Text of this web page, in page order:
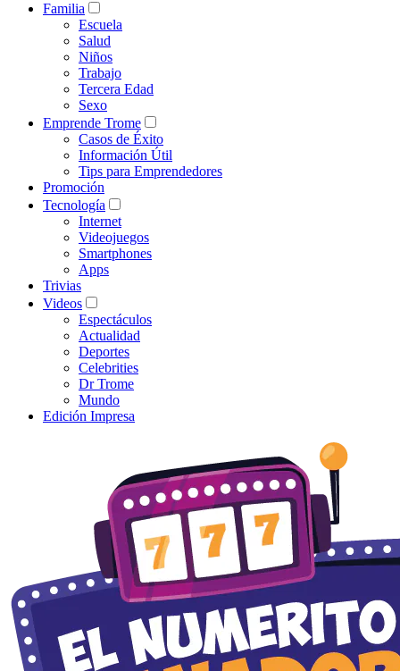
Familia
Escuela
Salud
Niños
Trabajo
Tercera Edad
Sexo
Emprende Trome
Casos de Éxito
Información Útil
Tips para Emprendedores
Promoción
Tecnología
Internet
Videojuegos
Smartphones
Apps
Trivias
Videos
Espectáculos
Actualidad
Deportes
Celebrities
Dr Trome
Mundo
Edición Impresa